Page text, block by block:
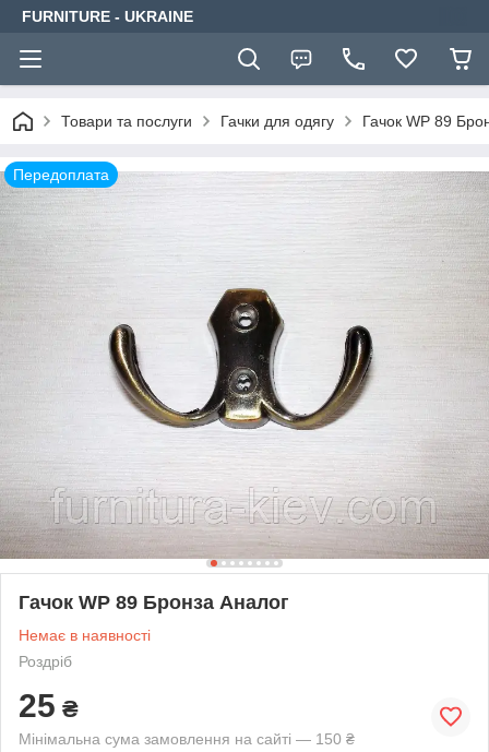
FURNITURE - UKRAINE
Товари та послуги Гачки для одягу Гачок WP 89
Передоплата
Гачок WP 89 Бронза Аналог
Немає в наявності
Роздріб
25 ₴
Мінімальна сума замовлення на сайті — 150 ₴